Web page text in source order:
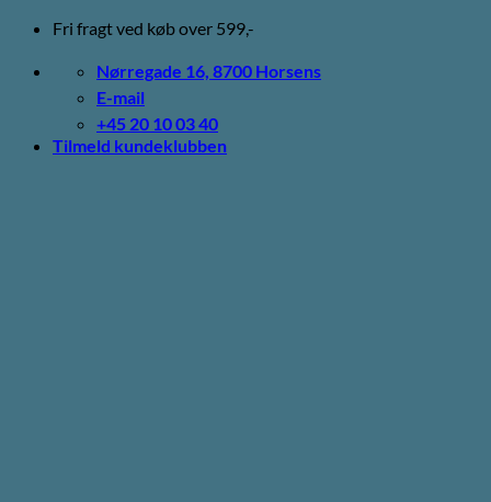
Fortsæt
indhold
Fri fragt ved køb over 599,-
Nørregade 16, 8700 Horsens
E-mail
+45 20 10 03 40
Tilmeld kundeklubben